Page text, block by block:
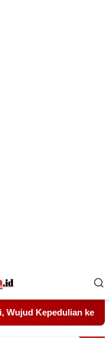
dan Dhuafa Al-